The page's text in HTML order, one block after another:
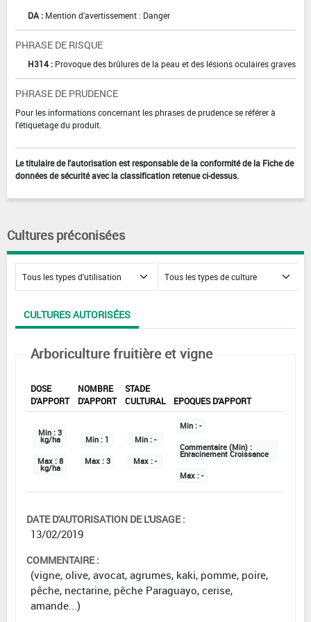
DA : Mention d'avertissement : Danger
PHRASE DE RISQUE
H314 : Provoque des brûlures de la peau et des lésions oculaires graves
PHRASE DE PRUDENCE
Pour les informations concernant les phrases de prudence se référer à
l'étiquetage du produit.
Le titulaire de l'autorisation est responsable de la conformité de la Fiche de
données de sécurité avec la classification retenue ci-dessus.
Cultures préconisées
CULTURES AUTORISÉES
Arboriculture fruitière et vigne
DOSE
D'APPORT
NOMBRE
D'APPORT
STADE
CULTURAL
EPOQUES D'APPORT
Min : 3
kg/ha
Max : 8
kg/ha
Min : 1
Max : 3
Min : -
Max : -
Min : -
Commentaire (Min) :
Enracinement Croissance
Max : -
DATE D'AUTORISATION DE L'USAGE :
13/02/2019
COMMENTAIRE :
(vigne, olive, avocat, agrumes, kaki, pomme, poire,
pêche, nectarine, pêche Paraguayo, cerise,
amande...)